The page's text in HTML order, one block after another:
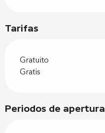
Tarifas
Gratuito
Gratis
Periodos de apertura